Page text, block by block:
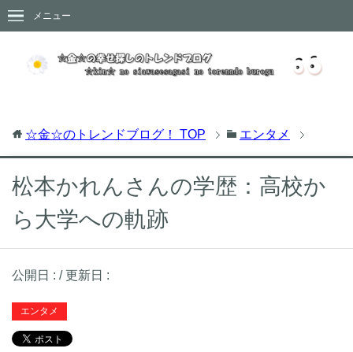
メニュー
☆金☆のトレンドブログ！ TOP エンタメ
松本かれんさんの学歴：高校か
ら大学への軌跡
公開日 : / 更新日 :
エンタメ